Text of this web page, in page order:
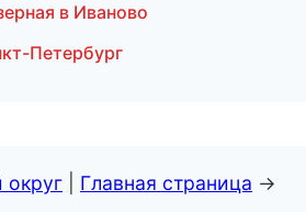
в Иваново
Петербург
округ Главная страница →